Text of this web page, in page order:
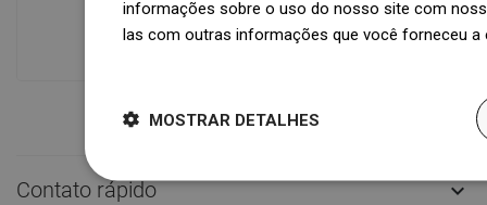
oferece mais de 1.500.000 peças de
produtos disponíveis!
Contato rápido 
informações sobre o uso do nosso site com
las com outras informações que você forneceu
MOSTRAR DETALHES